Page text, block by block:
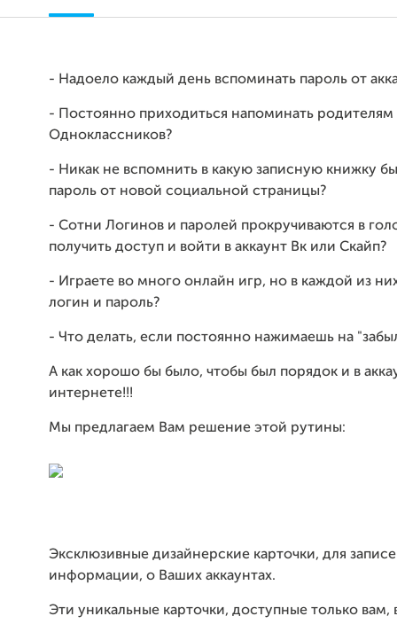
- Надоело каждый день вспоминать пароль от
- Постоянно приходиться напоминать родителям
Одноклассников?
- Никак не вспомнить в какую записную книжку
пароль от новой социальной страницы?
- Сотни Логинов и паролей прокручиваются в
получить доступ и войти в аккаунт Вк или Скайп?
- Играете во много онлайн игр, но в каждой из
логин и пароль?
- Что делать, если постоянно нажимаешь на
А как хорошо бы было, чтобы был порядок и в
интернете!!!
Мы предлагаем Вам решение этой рутины:
Эксклюзивные дизайнерские карточки, для
информации, о Ваших аккаунтах.
Эти уникальные карточки, доступные только